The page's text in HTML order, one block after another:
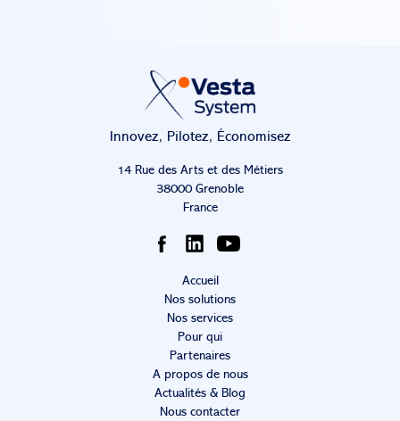
Innovez, Pilotez, Économisez
14 Rue des Arts et des Métiers
38000 Grenoble
France
Accueil
Nos solutions
Nos services
Pour qui
Partenaires
A propos de nous
Actualités & Blog
Nous contacter